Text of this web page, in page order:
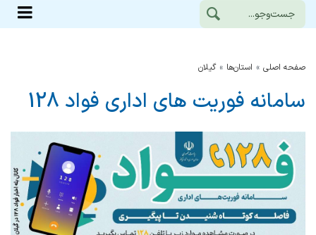
صفحه اصلی استان‌ها گيلان
سامانه فوریت های اداری فواد 128